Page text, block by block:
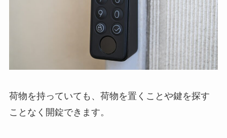
荷物を持っていても、荷物を置くことや鍵を探す
ことなく開錠できます。